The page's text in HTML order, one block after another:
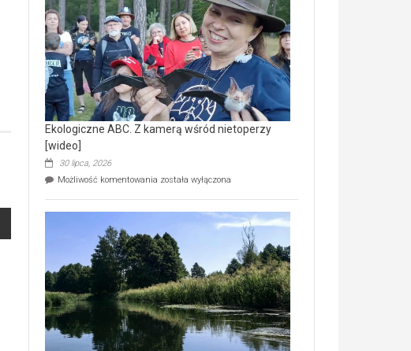
prawdziwy
skarb
natury
[wideo]
Ekologiczne ABC. Z kamerą wśród nietoperzy
[wideo]
30 lipca, 2026
Możliwość komentowania Ekologiczne
wśród
nietoperzy
[wideo]
została wyłączona